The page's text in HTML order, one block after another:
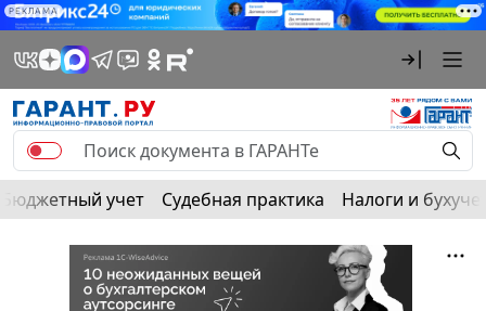
РЕКЛАМА
Бюджетный учет Судебная практика Налоги и